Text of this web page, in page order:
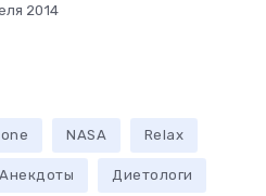
2014
NASA Relax
Анекдоты Диетологи